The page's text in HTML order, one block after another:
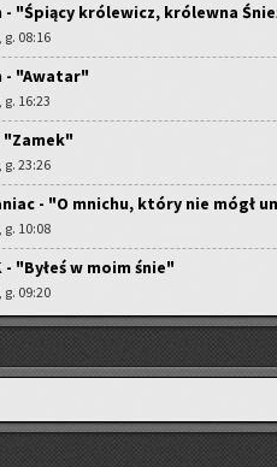
- "Śpiący królewicz, królewna
g. 08:16
- "Awatar"
g. 16:23
"Zamek"
g. 23:26
- "O mnichu, który nie mógł
g. 10:08
"Byłeś w moim śnie"
g. 09:20